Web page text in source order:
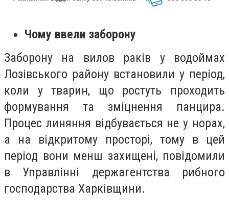
Чому ввели заборону
Заборону на вилов раків у водоймах
Лозівського району встановили у період,
коли у тварин, що ростуть проходить
формування та зміцнення панцира.
Процес линяння відбувається не у норах,
а на відкритому просторі, тому в цей
період вони менш захищені, повідомили
в Управлінні держагентства рибного
господарства Харківщини.